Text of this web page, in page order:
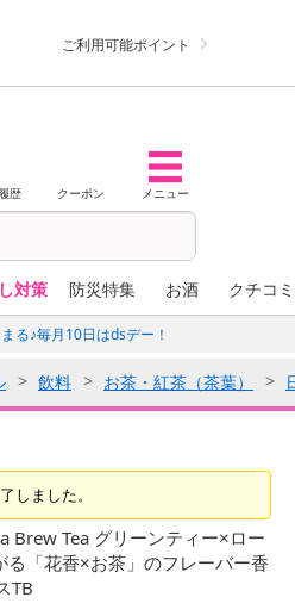
ご利用可能ポイント
歴 クーポン メニュー
対策 防災特集 お酒 クチコ
る♪毎月10日はdsデー！
飲料 お茶・紅茶（茶葉）
しました。
Brew Tea グリーンティー×ロー
「花香×お茶」のフレーバー香
TB